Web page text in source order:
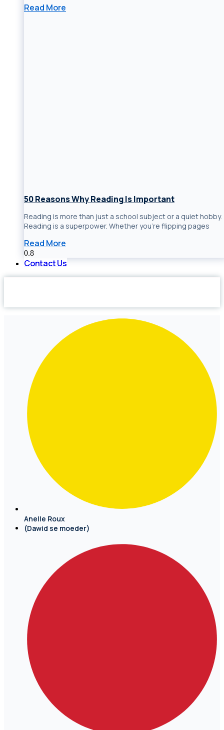
Read More
50 Reasons Why Reading Is Important
Reading is more than just a school subject or a quiet hobby.
Reading is a superpower. Whether you’re flipping pages
Read More
Contact Us
Anelle Roux
(Dawid se moeder)